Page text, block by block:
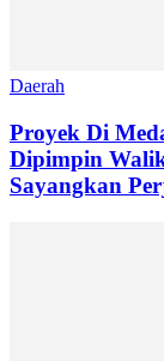
Daerah
Proyek Di
Dipimpin
Sayangkan